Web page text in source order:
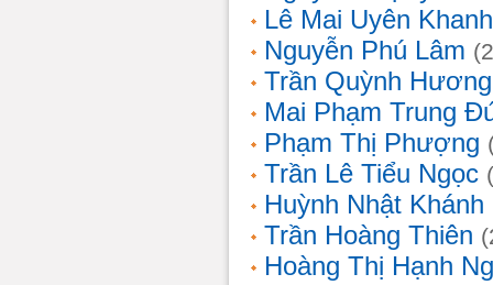
Lê Mai Uyên Khanh
Nguyễn Phú Lâm
Trần Quỳnh Hương
Mai Phạm Trung
Phạm Thị Phượng
Trần Lê Tiểu Ngọc
Huỳnh Nhật Khánh
Trần Hoàng Thiên
Hoàng Thị Hạnh